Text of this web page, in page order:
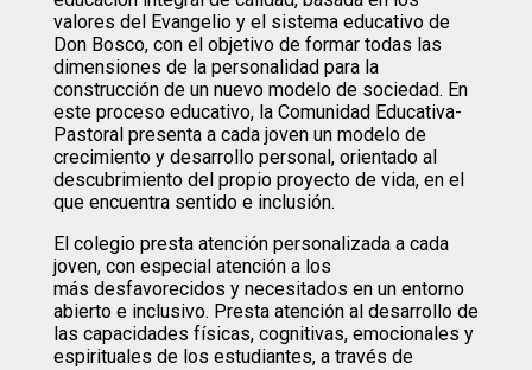
valores del Evangelio y el sistema educativo de
Don Bosco, con el objetivo de formar todas las
dimensiones de la personalidad para la
construcción de un nuevo modelo de sociedad. En
este proceso educativo, la Comunidad Educativa-
Pastoral presenta a cada joven un modelo de
crecimiento y desarrollo personal, orientado al
descubrimiento del propio proyecto de vida, en el
que encuentra sentido e inclusión.
El colegio presta atención personalizada a cada
joven, con especial atención a los
más desfavorecidos y necesitados en un entorno
abierto e inclusivo. Presta atención al desarrollo de
las capacidades físicas, cognitivas, emocionales y
espirituales de los estudiantes, a través de